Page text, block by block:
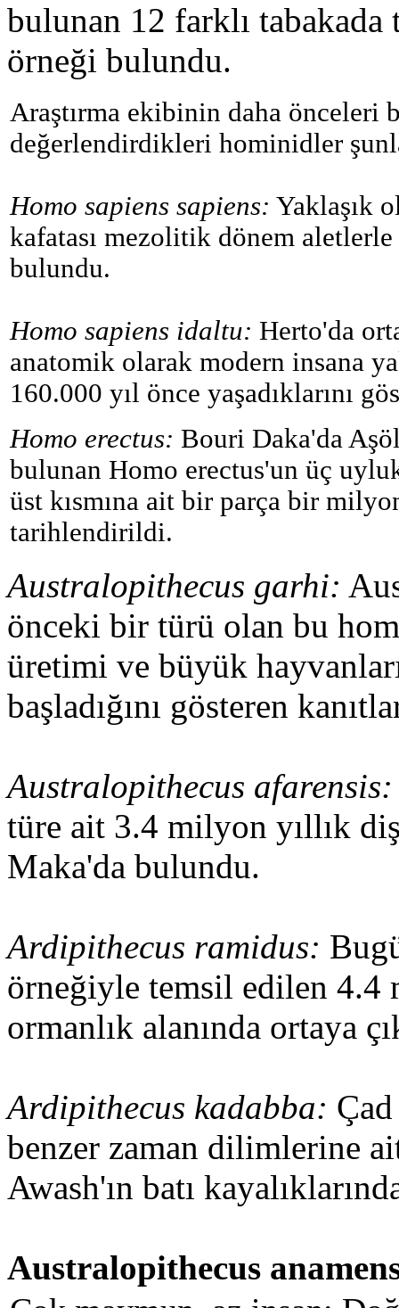
bulunan 12 farklı
örneği bulundu.
Araştırma ekibinin daha önceleri
değerlendirdikleri hominidler
Homo sapiens sapiens: Yaklaşık
kafatası mezolitik dönem
bulundu.
Homo sapiens idaltu: Herto'da
anatomik olarak modern insana
160.000 yıl önce yaşadıklarını
Homo erectus: Bouri Daka'da
bulunan Homo erectus'un üç
üst kısmına ait bir parça bir
tarihlendirildi.
Australopithecus garhi:
önceki bir türü olan bu
üretimi ve büyük
başladığını gösteren
Australopithecus afarensis:
türe ait 3.4 milyon yıllık
Maka'da bulundu.
Ardipithecus ramidus:
örneğiyle temsil edilen 4.4
ormanlık alanında ortaya
Ardipithecus kadabba:
benzer zaman dilimlerine
Awash'ın batı
Australopithecus